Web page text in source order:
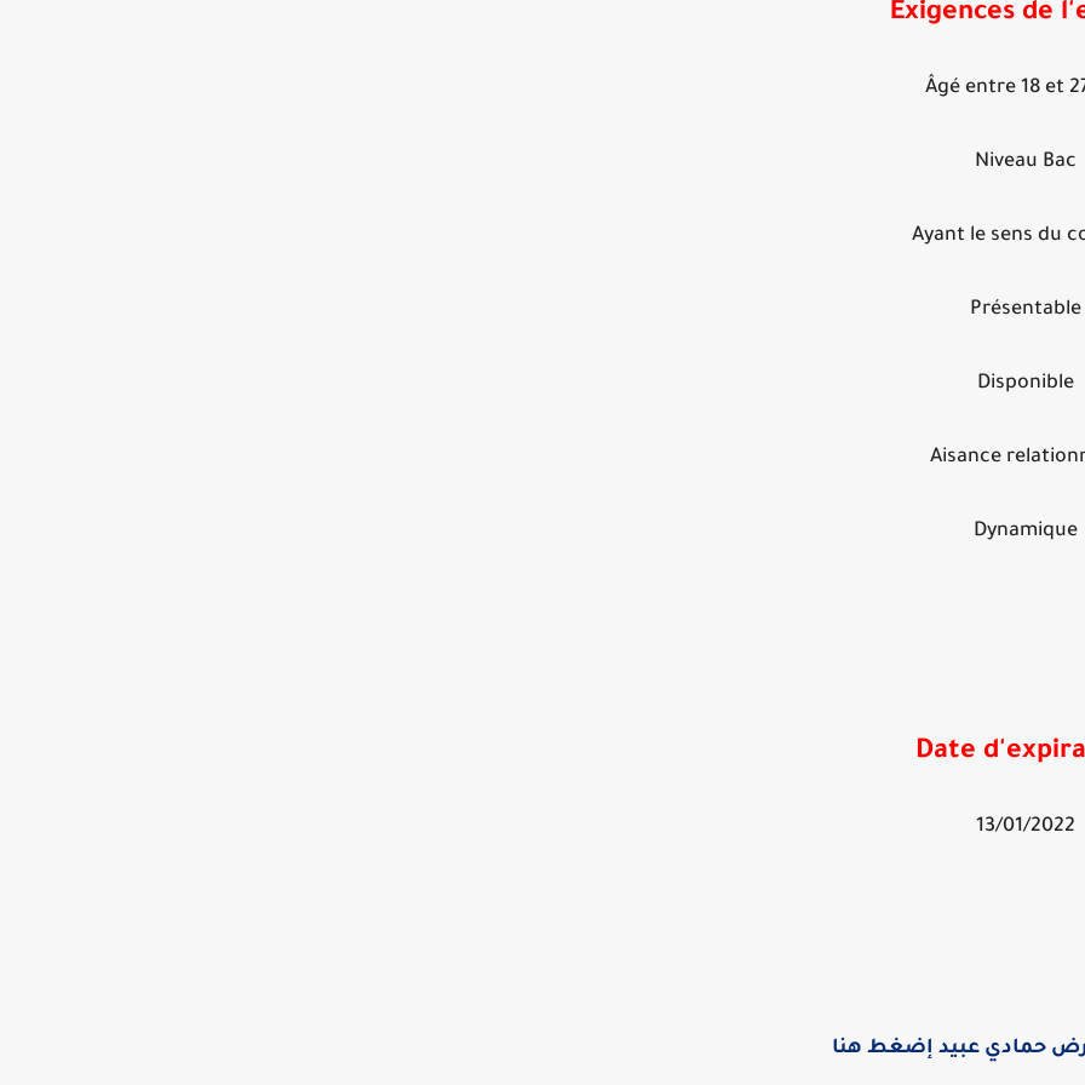
Exigences de
Âgé entre 18 et
Niveau Bac
Ayant le sens du
Présentable
Disponible
Aisance
Dynamique
Date
13/01/2022
حمادي عبيد إضغط هنا